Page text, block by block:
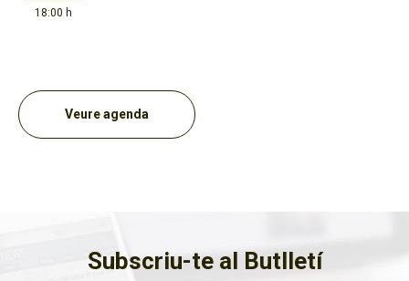
18:00 h
Veure agenda
Subscriu-te al Butlletí